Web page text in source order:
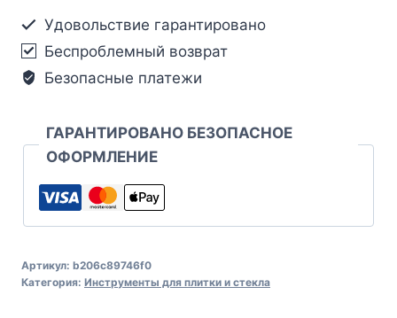
Удовольствие гарантировано
Беспроблемный возврат
Безопасные платежи
ГАРАНТИРОВАНО БЕЗОПАСНОЕ
ОФОРМЛЕНИЕ
Артикул: b206c89746f0
Категория: Инструменты для плитки и стекла